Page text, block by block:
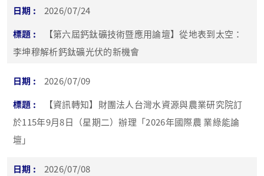
2026/07/24
【第六屆鈣鈦礦技術暨應用論壇】從地表到太空：
李坤穆解析鈣鈦礦光伏的新機會
2026/07/09
【資訊轉知】財團法人台灣水資源與農業研究院訂
於115年9月8日（星期二）辦理「2026年國際農 業綠能論
壇」
2026/07/08